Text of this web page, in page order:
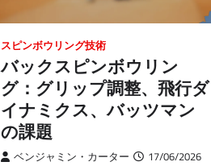
スピンボウリング技術
バックスピンボウリン
グ：グリップ調整、飛行ダ
イナミクス、バッツマン
の課題
ベンジャミン・カーター 17/06/2026